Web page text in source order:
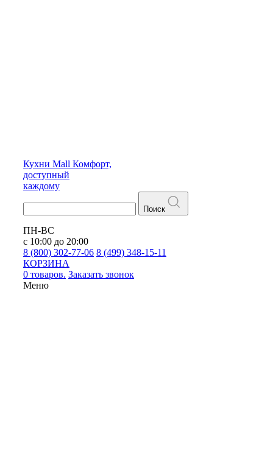
Кухни Mall Комфорт,
доступный
каждому
Поиск
ПН-ВС
с 10:00 до 20:00
8 (800) 302-77-06 8 (499) 348-15-11
КОРЗИНА
0 товаров. Заказать звонок
Меню